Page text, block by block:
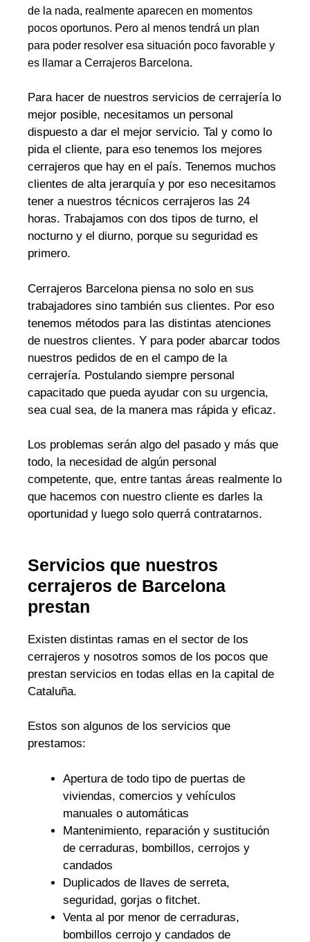
de la nada, realmente aparecen en momentos
pocos oportunos. Pero al menos tendrá un plan
para poder resolver esa situación poco favorable y
es llamar a Cerrajeros Barcelona.
Para hacer de nuestros servicios de cerrajería lo
mejor posible, necesitamos un personal
dispuesto a dar el mejor servicio. Tal y como lo
pida el cliente, para eso tenemos los mejores
cerrajeros que hay en el país. Tenemos muchos
clientes de alta jerarquía y por eso necesitamos
tener a nuestros técnicos cerrajeros las 24
horas. Trabajamos con dos tipos de turno, el
nocturno y el diurno, porque su seguridad es
primero.
Cerrajeros Barcelona piensa no solo en sus
trabajadores sino también sus clientes. Por eso
tenemos métodos para las distintas atenciones
de nuestros clientes. Y para poder abarcar todos
nuestros pedidos de en el campo de la
cerrajería. Postulando siempre personal
capacitado que pueda ayudar con su urgencia,
sea cual sea, de la manera mas rápida y eficaz.
Los problemas serán algo del pasado y más que
todo, la necesidad de algún personal
competente, que, entre tantas áreas realmente lo
que hacemos con nuestro cliente es darles la
oportunidad y luego solo querrá contratarnos.
Servicios que nuestros
cerrajeros de Barcelona
prestan
Existen distintas ramas en el sector de los
cerrajeros y nosotros somos de los pocos que
prestan servicios en todas ellas en la capital de
Cataluña.
Estos son algunos de los servicios que
prestamos:
Apertura de todo tipo de puertas de
viviendas, comercios y vehículos
manuales o automáticas
Mantenimiento, reparación y sustitución
de cerraduras, bombillos, cerrojos y
candados
Duplicados de llaves de serreta,
seguridad, gorjas o fitchet.
Venta al por menor de cerraduras,
bombillos cerrojo y candados de